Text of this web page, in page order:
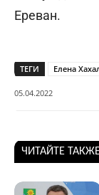
Ереван.
ТЕГИ Елена
05.04.2022
ЧИТАЙТЕ